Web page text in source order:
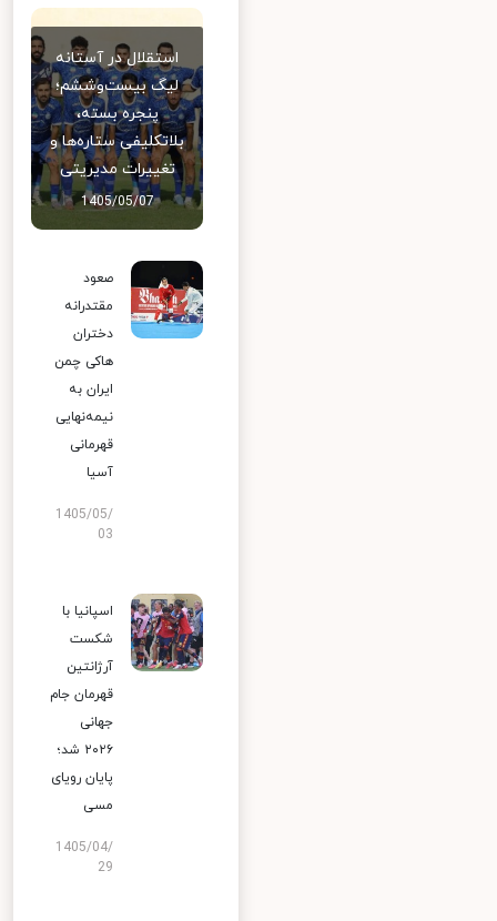
استقلال در آستانه
لیگ بیست‌وششم؛
پنجره بسته،
بلاتکلیفی ستاره‌ها و
تغییرات مدیریتی
1405/05/07
صعود
مقتدرانه
دختران
هاکی چمن
ایران به
نیمه‌نهایی
قهرمانی
آسیا
1405/05/
03
اسپانیا با
شکست
آرژانتین
قهرمان جام
جهانی
۲۰۲۶ شد؛
پایان رویای
مسی
1405/04/
29